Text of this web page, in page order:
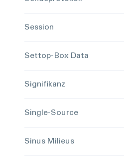
Session
Settop-Box Data
Signifikanz
Single-Source
Sinus Milieus